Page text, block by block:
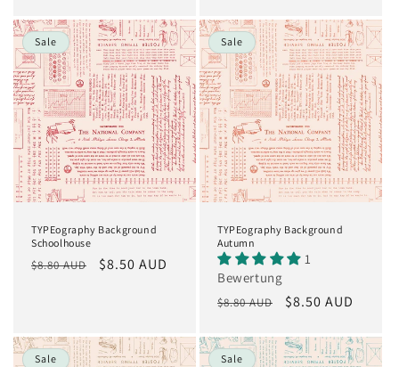
Sale
TYPEography Background
Schoolhouse
Normaler
$8.80 AUD Verkaufspreis
$8.50 AUD
Sale
TYPEography Background
Autumn
1
Bewertung
Normaler
$8.80 AUD Verkaufspreis
$8.50 AUD
Sale Sale